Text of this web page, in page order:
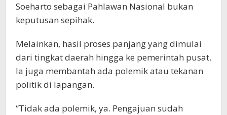
Soeharto sebagai Pahlawan Nasional bukan
keputusan sepihak.
Melainkan, hasil proses panjang yang dimulai
dari tingkat daerah hingga ke pemerintah pusat.
Ia juga membantah ada polemik atau tekanan
politik di lapangan.
“Tidak ada polemik, ya. Pengajuan sudah